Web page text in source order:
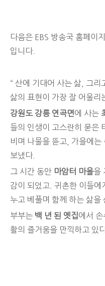
다음은 EBS 방송국 홈페이
입니다.
“ 산에 기대어 사는 삶, 그
삶의 표현이 가장 잘 어울리
강원도 강릉 연곡면에 사는
들의 인생이 고스란히 묻은
비며 나물을 뜯고, 가을에는
보냈다.
그 시간 동안 마암터 마을을
감이 되었고. 귀촌한 이들에
누고 베풀며 함께 하는 삶을
부부는 백 년 된 옛집에서
활의 즐거움을 만끽하고 있